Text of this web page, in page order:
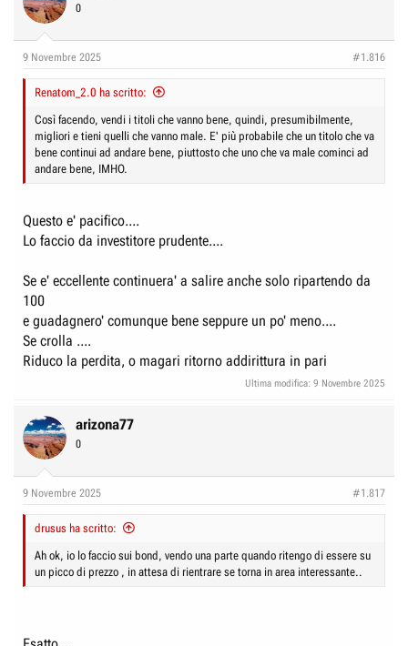
a
o
e
D
s
s
s
o
n
e
n
i
z
i
0
9 Novembre 2025 #1.816
Renatom_2.0 ha scritto:
Così facendo, vendi i titoli che vanno bene, quindi, presumibilmente,
migliori e tieni quelli che vanno male. E' più probabile che un titolo che va
bene continui ad andare bene, piuttosto che uno che va male cominci ad
andare bene, IMHO.
Questo e' pacifico....
Lo faccio da investitore prudente....
Se e' eccellente continuera' a salire anche solo ripartendo da
100
e guadagnero' comunque bene seppure un po' meno....
Se crolla ....
Riduco la perdita, o magari ritorno addirittura in pari
Ultima modifica: 9 Novembre 2025
arizona77
0
9 Novembre 2025 #1.817
drusus ha scritto:
Ah ok, io lo faccio sui bond, vendo una parte quando ritengo di essere su
un picco di prezzo , in attesa di rientrare se torna in area interessante..